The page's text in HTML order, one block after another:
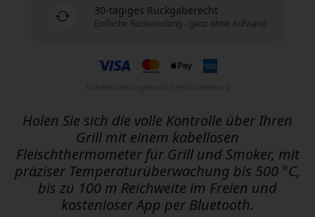
30-tägiges Rückgaberecht
Einfache Rücksendung - ganz ohne Aufwand
Holen Sie sich die volle Kontrolle über Ihren
Grill mit einem kabellosen
Fleischthermometer für Grill und Smoker, mit
präziser Temperaturüberwachung bis 500 °C,
bis zu 100 m Reichweite im Freien und
kostenloser App per Bluetooth.